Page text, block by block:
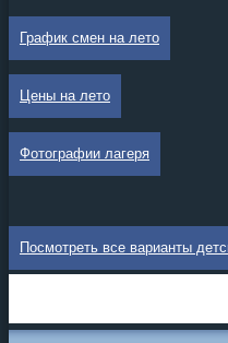
График смен на лето
Цены на лето
Фотографии лагеря
Посмотреть все варианты